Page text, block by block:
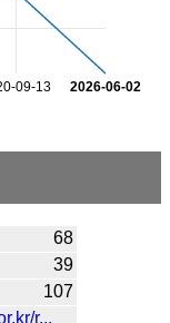
09-13 2026-06-02
68
39
107
r...